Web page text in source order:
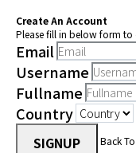
Create An Account
Please fill in below form
Email
Username
Fullname
Country
SIGNUP Back